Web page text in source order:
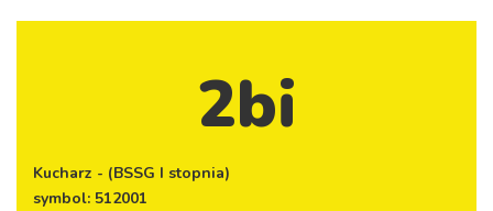
2bi
Kucharz - (BSSG I stopnia)
symbol: 512001